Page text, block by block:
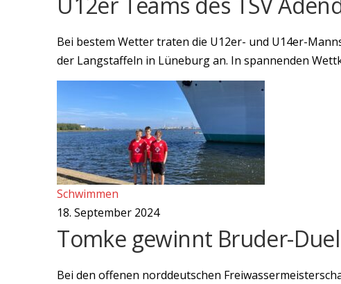
Bei bestem Wetter traten die U12er- und U14er-
der Langstaffeln in Lüneburg an. In spannenden
Schwimmen
18. September 2024
Tomke gewinnt Bruder-
Bei den offenen norddeutschen